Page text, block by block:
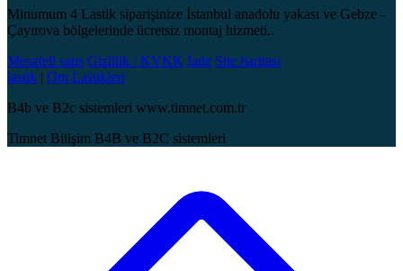
Minumum 4 Lastik siparişinize İstanbul anadolu yakası ve Gebze -
Çayırova bölgelerinde ücretsiz montaj hizmeti..
Mesafeli satış Gizlilik / KVKK İade Site haritası
lastik | Oto Lastikleri
B4b ve B2c sistemleri www.timnet.com.tr
Timnet Bilişim B4B ve B2C sistemleri